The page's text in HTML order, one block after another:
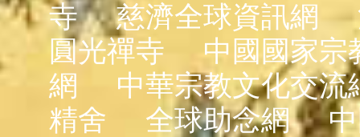
寺
慈濟全球資訊網
圓光禪寺
中國國家宗
網
中華宗教文化交流
精舍
全球助念網